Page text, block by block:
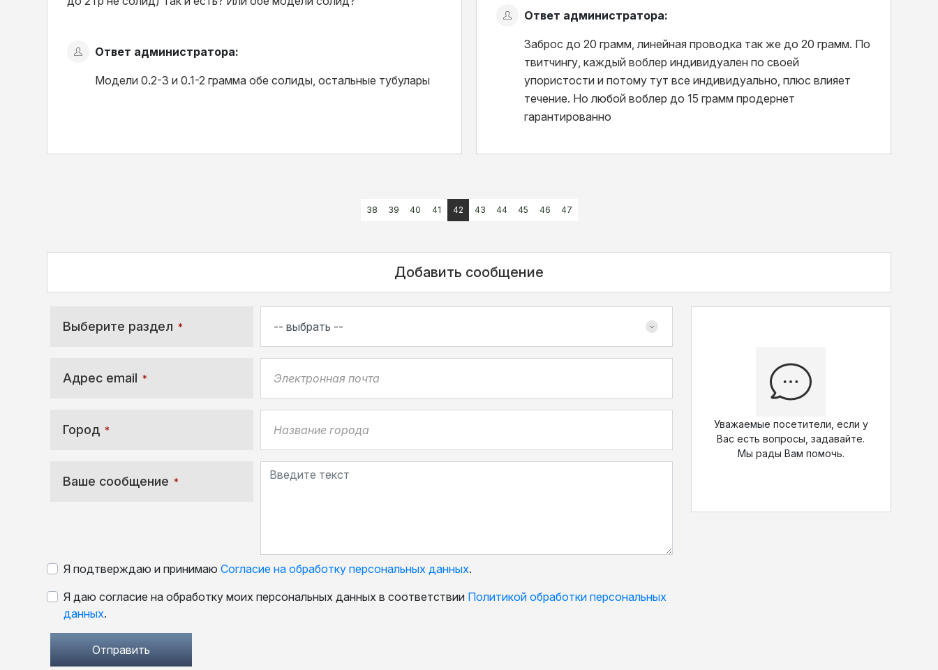
Ответ администратора:
Модели 0.2-3 и 0.1-2 грамма обе солиды, остальные тубулары
Ответ администратора:
Заброс до 20 грамм, линейная проводка так же до 20 грамм. По
твитчингу, каждый воблер индивидуален по своей
упористости и потому тут все индивидуально, плюс влияет
течение. Но любой воблер до 15 грамм продернет
гарантированно
38 39 40 41 42 43 44 45 46 47
Добавить сообщение
Выберите раздел *
Адрес email *
Город *
Ваше сообщение *
Я подтверждаю и принимаю Согласие на обработку персональных данных.
Я даю согласие на обработку моих персональных данных в соответствии Политикой обработки персональных
данных.
Отправить
Уважаемые посетители, если у
Вас есть вопросы, задавайте.
Мы рады Вам помочь.